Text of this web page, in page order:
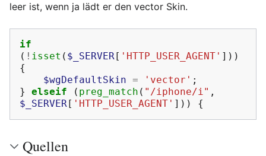
leer ist, wenn ja lädt er den vector Skin.
if
( ! isset ( $_SERVER[ 'HTTP_USER_AGENT' ]))
{
$wgDefaultSkin = 'vector' ;
}
elseif ( preg_match ( "/iphone/i" ,
$_SERVER[ 'HTTP_USER_AGENT' ])) {
Quellen